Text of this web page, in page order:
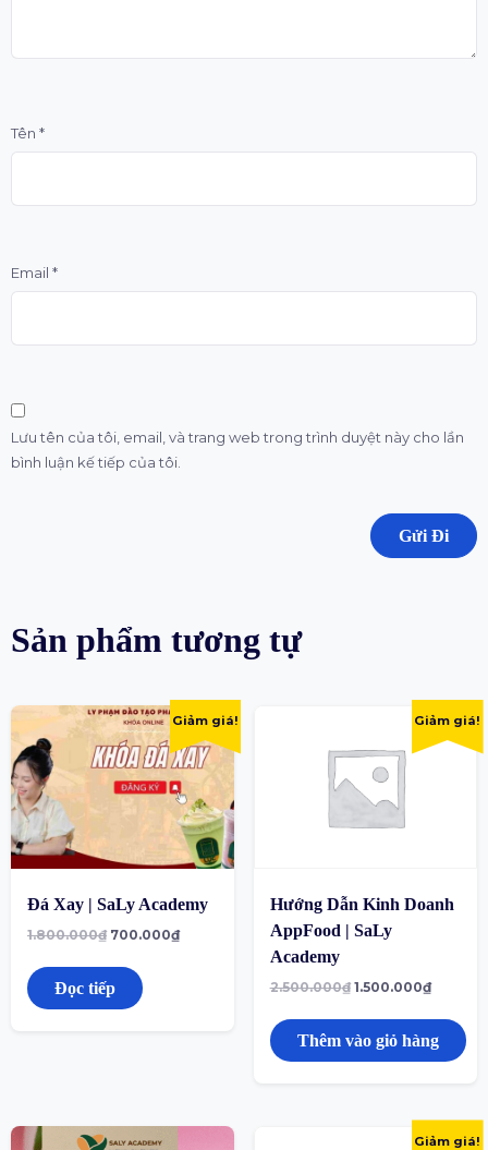
Tên *
Email *
Lưu tên của tôi, email, và trang web trong trình duyệt này cho lần
bình luận kế tiếp của tôi.
Sản phẩm tương tự
Giảm giá!
Đá Xay | SaLy Academy
1.800.000₫ 700.000₫
Đọc tiếp
Giảm giá!
Hướng Dẫn Kinh Doanh
AppFood | SaLy
Academy
2.500.000₫ 1.500.000₫
Thêm vào giỏ hàng
Giảm giá!